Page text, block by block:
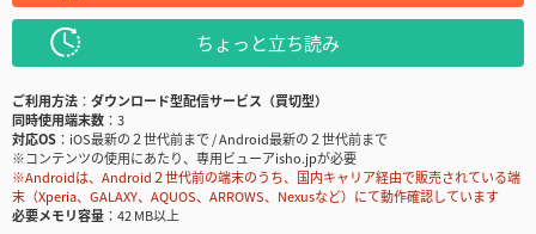
ちょっと立ち読み
ご利用方法
ダウンロード型配信サービス（買切型）
同時使用端末数
3
対応OS
iOS最新の２世代前まで / Android最新の２世代前まで
※コンテンツの使用にあたり、専用ビューアisho.jpが必要
※Androidは、Android２世代前の端末のうち、国内キャリア経由で販売されている端
末（Xperia、GALAXY、AQUOS、ARROWS、Nexusなど）にて動作確認しています
必要メモリ容量
42 MB以上